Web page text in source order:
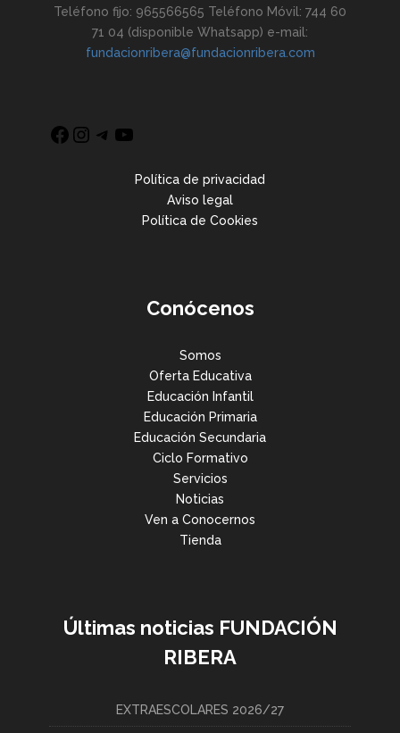
Teléfono fijo: 965566565 Teléfono Móvil: 744 60
71 04 (disponible Whatsapp) e-mail:
fundacionribera@fundacionribera.com
Política de privacidad
Aviso legal
Política de Cookies
Conócenos
Somos
Oferta Educativa
Educación Infantil
Educación Primaria
Educación Secundaria
Ciclo Formativo
Servicios
Noticias
Ven a Conocernos
Tienda
Últimas noticias FUNDACIÓN
RIBERA
EXTRAESCOLARES 2026/27